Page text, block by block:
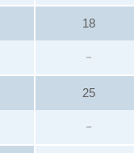
18
－
25
－